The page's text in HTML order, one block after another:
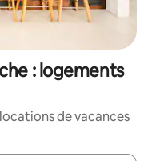
: logements
de vacances